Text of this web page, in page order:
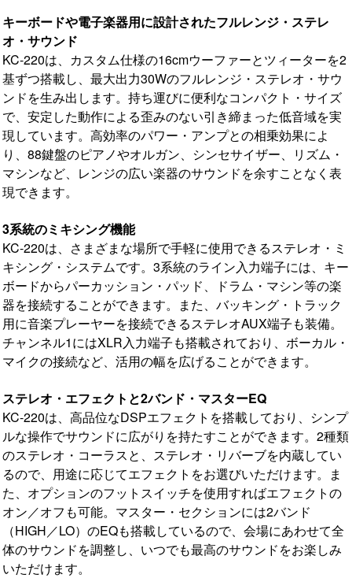
キーボードや電子楽器用に設計されたフルレンジ・ステレ
オ・サウンド
KC-220は、カスタム仕様の16cmウーファーとツィーターを2
基ずつ搭載し、最大出力30Wのフルレンジ・ステレオ・サウ
ンドを生み出します。持ち運びに便利なコンパクト・サイズ
で、安定した動作による歪みのない引き締まった低音域を実
現しています。高効率のパワー・アンプとの相乗効果によ
り、88鍵盤のピアノやオルガン、シンセサイザー、リズム・
マシンなど、レンジの広い楽器のサウンドを余すことなく表
現できます。
3系統のミキシング機能
KC-220は、さまざまな場所で手軽に使用できるステレオ・ミ
キシング・システムです。3系統のライン入力端子には、キー
ボードからパーカッション・パッド、ドラム・マシン等の楽
器を接続することができます。また、バッキング・トラック
用に音楽プレーヤーを接続できるステレオAUX端子も装備。
チャンネル1にはXLR入力端子も搭載されており、ボーカル・
マイクの接続など、活用の幅を広げることができます。
ステレオ・エフェクトと2バンド・マスターEQ
KC-220は、高品位なDSPエフェクトを搭載しており、シンプ
ルな操作でサウンドに広がりを持たすことができます。2種類
のステレオ・コーラスと、ステレオ・リバーブを内蔵してい
るので、用途に応じてエフェクトをお選びいただけます。ま
た、オプションのフットスイッチを使用すればエフェクトの
オン／オフも可能。マスター・セクションには2バンド
（HIGH／LO）のEQも搭載しているので、会場にあわせて全
体のサウンドを調整し、いつでも最高のサウンドをお楽しみ
いただけます。